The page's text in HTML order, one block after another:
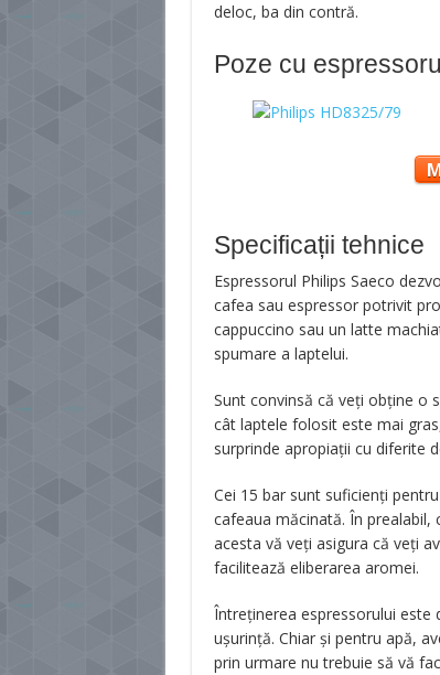
deloc, ba din contră.
Poze cu
Specificații tehnice
Espressorul Philips Saeco
cafea sau espressor potrivit
cappuccino sau un latte
spumare a laptelui.
Sunt convinsă că veți obține o
cât laptele folosit este mai
surprinde apropiații cu diferite
Cei 15 bar sunt suficienți
cafeaua măcinată. În prealabil,
acesta vă veți asigura că veți
facilitează eliberarea aromei.
Întreținerea espressorului este
ușurință. Chiar și pentru apă,
prin urmare nu trebuie să vă